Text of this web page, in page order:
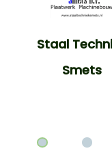
Staal
Smets